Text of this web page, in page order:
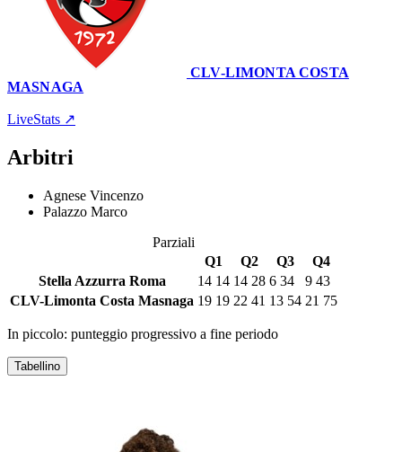
CLV-LIMONTA COSTA
MASNAGA
LiveStats ↗
Arbitri
Agnese Vincenzo
Palazzo Marco
Parziali
Q1
Q2 Q3
Q4
Stella Azzurra Roma
14 14 14 28 6 34 9 43
CLV-Limonta Costa Masnaga 19 19 22 41 13 54 21 75
In piccolo: punteggio progressivo a fine periodo
Tabellino